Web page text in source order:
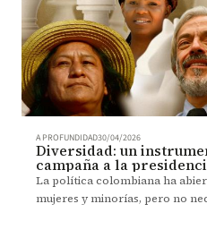
A PROFUNDIDAD30/04/2026
Diversidad: un
campaña a la
La política colombiana ha
mujeres y minorías, pero no